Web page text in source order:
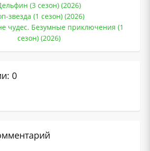
(3 сезон) (2026)
звезда (1 сезон) (2026)
чудес. Безумные приключения (1
сезон) (2026)
0